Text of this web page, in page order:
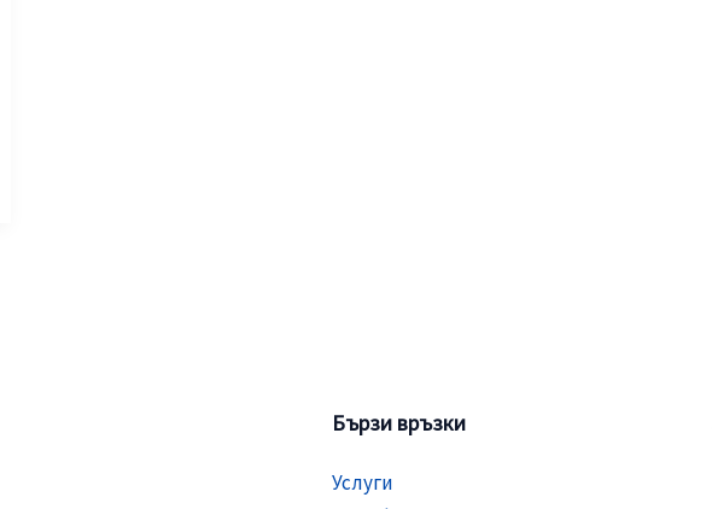
Бързи връзки
Услуги